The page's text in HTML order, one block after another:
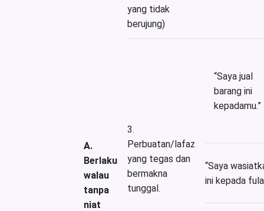
A.
Berlaku
walau
tanpa
niat
yang tidak
berujung)
3.
Perbuatan/lafaz
yang tegas dan
bermakna
tunggal.
“Saya jual
barang ini
kepadamu.”
“Saya
ini kepada